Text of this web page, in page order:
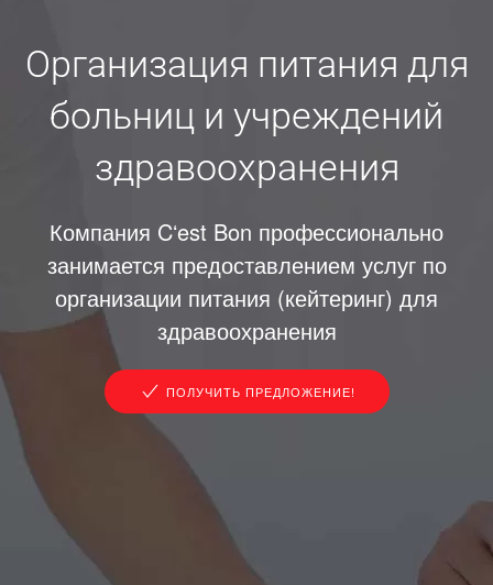
Организация питания для
больниц и учреждений
здравоохранения
Компания Cʻest Bon профессионально
занимается предоставлением услуг по
организации питания (кейтеринг) для
здравоохранения
ПОЛУЧИТЬ ПРЕДЛОЖЕНИЕ!